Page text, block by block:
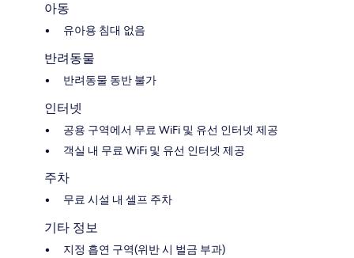
아동
유아용 침대 없음
반려동물
반려동물 동반 불가
인터넷
공용 구역에서 무료 WiFi 및 유선 인터넷 제공
객실 내 무료 WiFi 및 유선 인터넷 제공
주차
무료 시설 내 셀프 주차
기타 정보
지정 흡연 구역(위반 시 벌금 부과)